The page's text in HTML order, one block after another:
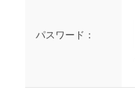
パスワード：